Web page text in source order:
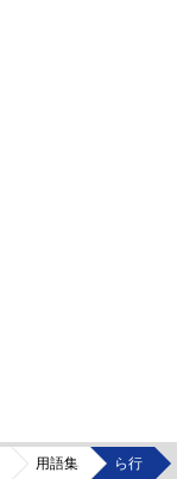
用語集 ら行